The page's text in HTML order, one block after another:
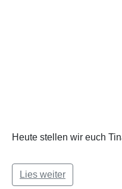
Heute stellen wir euch
Lies weiter